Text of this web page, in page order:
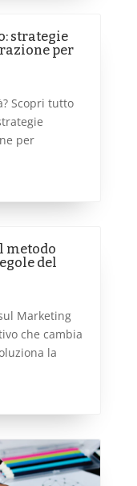
strategie
per
Scopri tutto
per
metodo
del
Marketing
che cambia
la